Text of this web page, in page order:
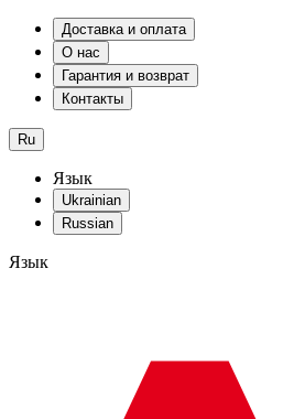
Доставка и оплата
О нас
Гарантия и возврат
Контакты
Ru
Язык
Ukrainian
Russian
Язык